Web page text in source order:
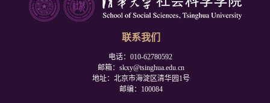
联系我们
电话：010-62780592
邮箱：skxy@tsinghua.edu.cn
地址：北京市海淀区清华园1号
邮编：100084